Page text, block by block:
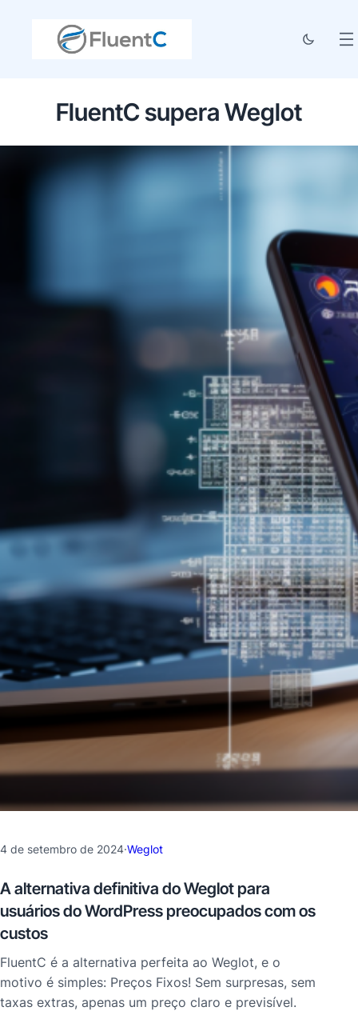
FluentC supera Weglot
4 de setembro de 2024·Weglot
A alternativa definitiva do Weglot para
usuários do WordPress preocupados com os
custos
FluentC é a alternativa perfeita ao Weglot, e o
motivo é simples: Preços Fixos! Sem surpresas, sem
taxas extras, apenas um preço claro e previsível.